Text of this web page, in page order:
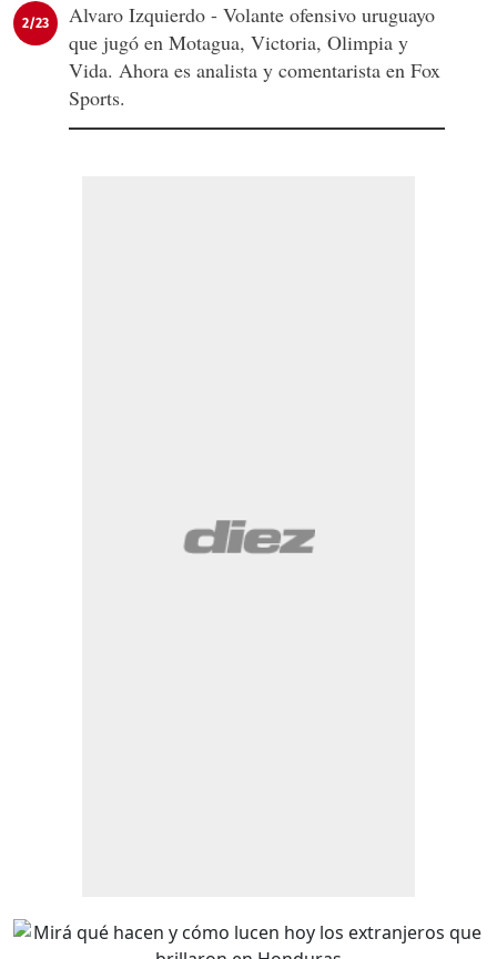
2/23
Alvaro Izquierdo - Volante ofensivo uruguayo
que jugó en Motagua, Victoria, Olimpia y
Vida. Ahora es analista y comentarista en Fox
Sports.